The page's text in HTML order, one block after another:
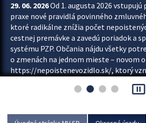
29. 06. 2026Od 1. augusta 2026 vstupujú
praxe nové pravidlá povinného
ktoré radikálne znížia počet
cestnej premávke a zavedú poriadok a
systému PZP. Občania nájdu všetky
o zmenách na jednom mieste – novom
https://nepoistenevozidlo.sk/, ktorý
asociácie poisťovní (SLASPO) a
pause_presentation